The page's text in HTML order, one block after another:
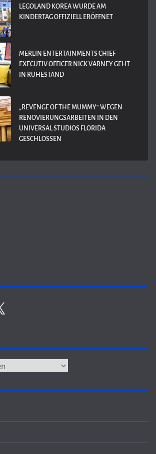
LEGOLAND KOREA WURDE AM
KINDERTAG OFFIZIELL ERÖFFNET
MERLIN ENTERTAINMENTS CHIEF
EXECUTIV OFFICER NICK VARNEY GEHT
IN RUHESTAND
„REVENGE OF THE MUMMY“ WEGEN
RENOVIERUNGSARBEITEN IN DEN
UNIVERSAL STUDIOS FLORIDA
GESCHLOSSEN